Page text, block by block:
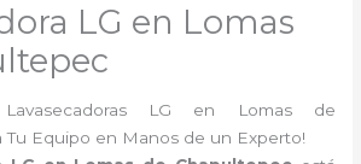
LG en Lomas
LG en Lomas de
Tu Equipo en Manos de un Experto!